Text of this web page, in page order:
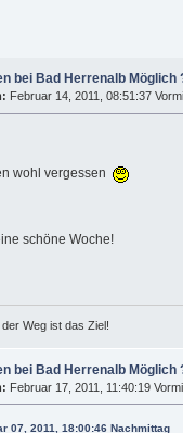
bei Bad Herrenalb Möglich
Februar 14, 2011, 08:51:37
wohl vergessen
schöne Woche!
Weg ist das Ziel!
bei Bad Herrenalb Möglich
Februar 17, 2011, 11:40:19
07, 2011, 18:00:46 Nachmittag